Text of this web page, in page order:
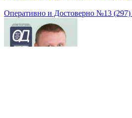
Оперативно и Достоверно №13 (297)